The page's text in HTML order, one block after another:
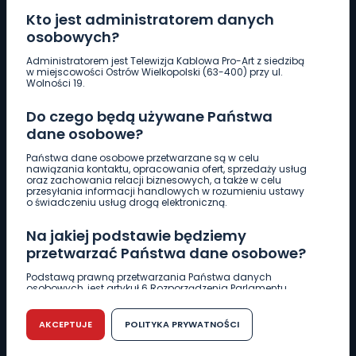
Kto jest administratorem danych
osobowych?
Administratorem jest Telewizja Kablowa Pro-Art z siedzibą
w miejscowości Ostrów Wielkopolski (63-400) przy ul.
Wolności 19.
Do czego będą używane Państwa
dane osobowe?
Państwa dane osobowe przetwarzane są w celu
nawiązania kontaktu, opracowania ofert, sprzedaży usług
oraz zachowania relacji biznesowych, a także w celu
przesyłania informacji handlowych w rozumieniu ustawy
o świadczeniu usług drogą elektroniczną.
Na jakiej podstawie będziemy
przetwarzać Państwa dane osobowe?
Podstawą prawną przetwarzania Państwa danych
osobowych, jest artykuł 6 Rozporządzenia Parlamentu
r. w sprawie ochrony osób fizycznych w związku z
przetwarzaniem danych osobowych w sprawie
swobodnego przepływu takich danych oraz uchylenia
dyrektywy 95/46/WE (RODO).
AKCEPTUJE POLITYKA PRYWATNOŚCI
Pobierz logotyp
661 997 997
REDAKCJA
62 735 22 22redakcja@wlkp24.info
DZIAŁ REKLAMY
62 735 01 85 reklama@wlkp24.info
WIADOMOŚCI
CIEKAWOSTKI